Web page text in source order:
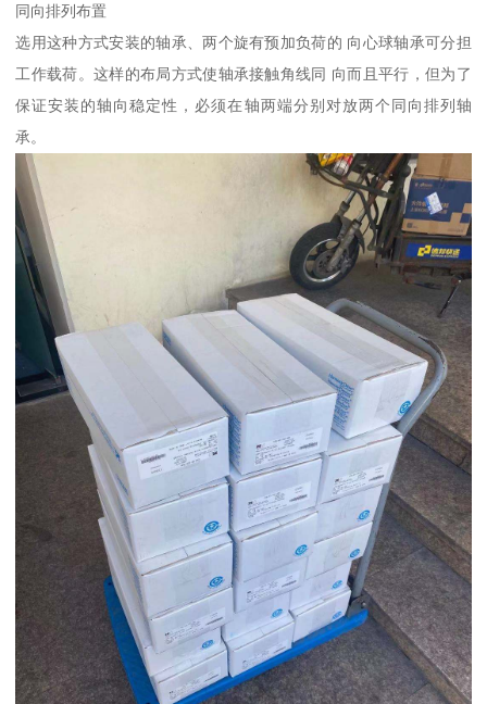
同向排列布置
选用这种方式安装的轴承、两个旋有预加负荷的 向心球轴承可分担
工作载荷。这样的布局方式使轴承接触角线同 向而且平行，但为了
保证安装的轴向稳定性，必须在轴两端分别对放两个同向排列轴
承。